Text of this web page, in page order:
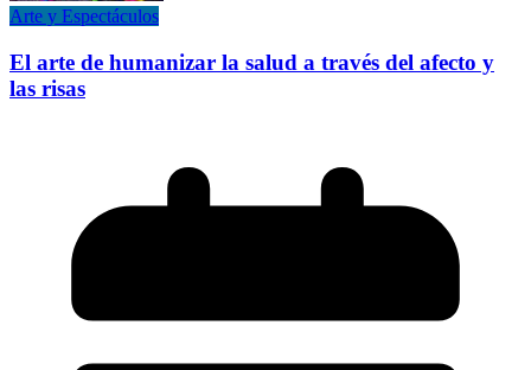
Arte y Espectáculos
El arte de humanizar la salud a través del afecto y
las risas